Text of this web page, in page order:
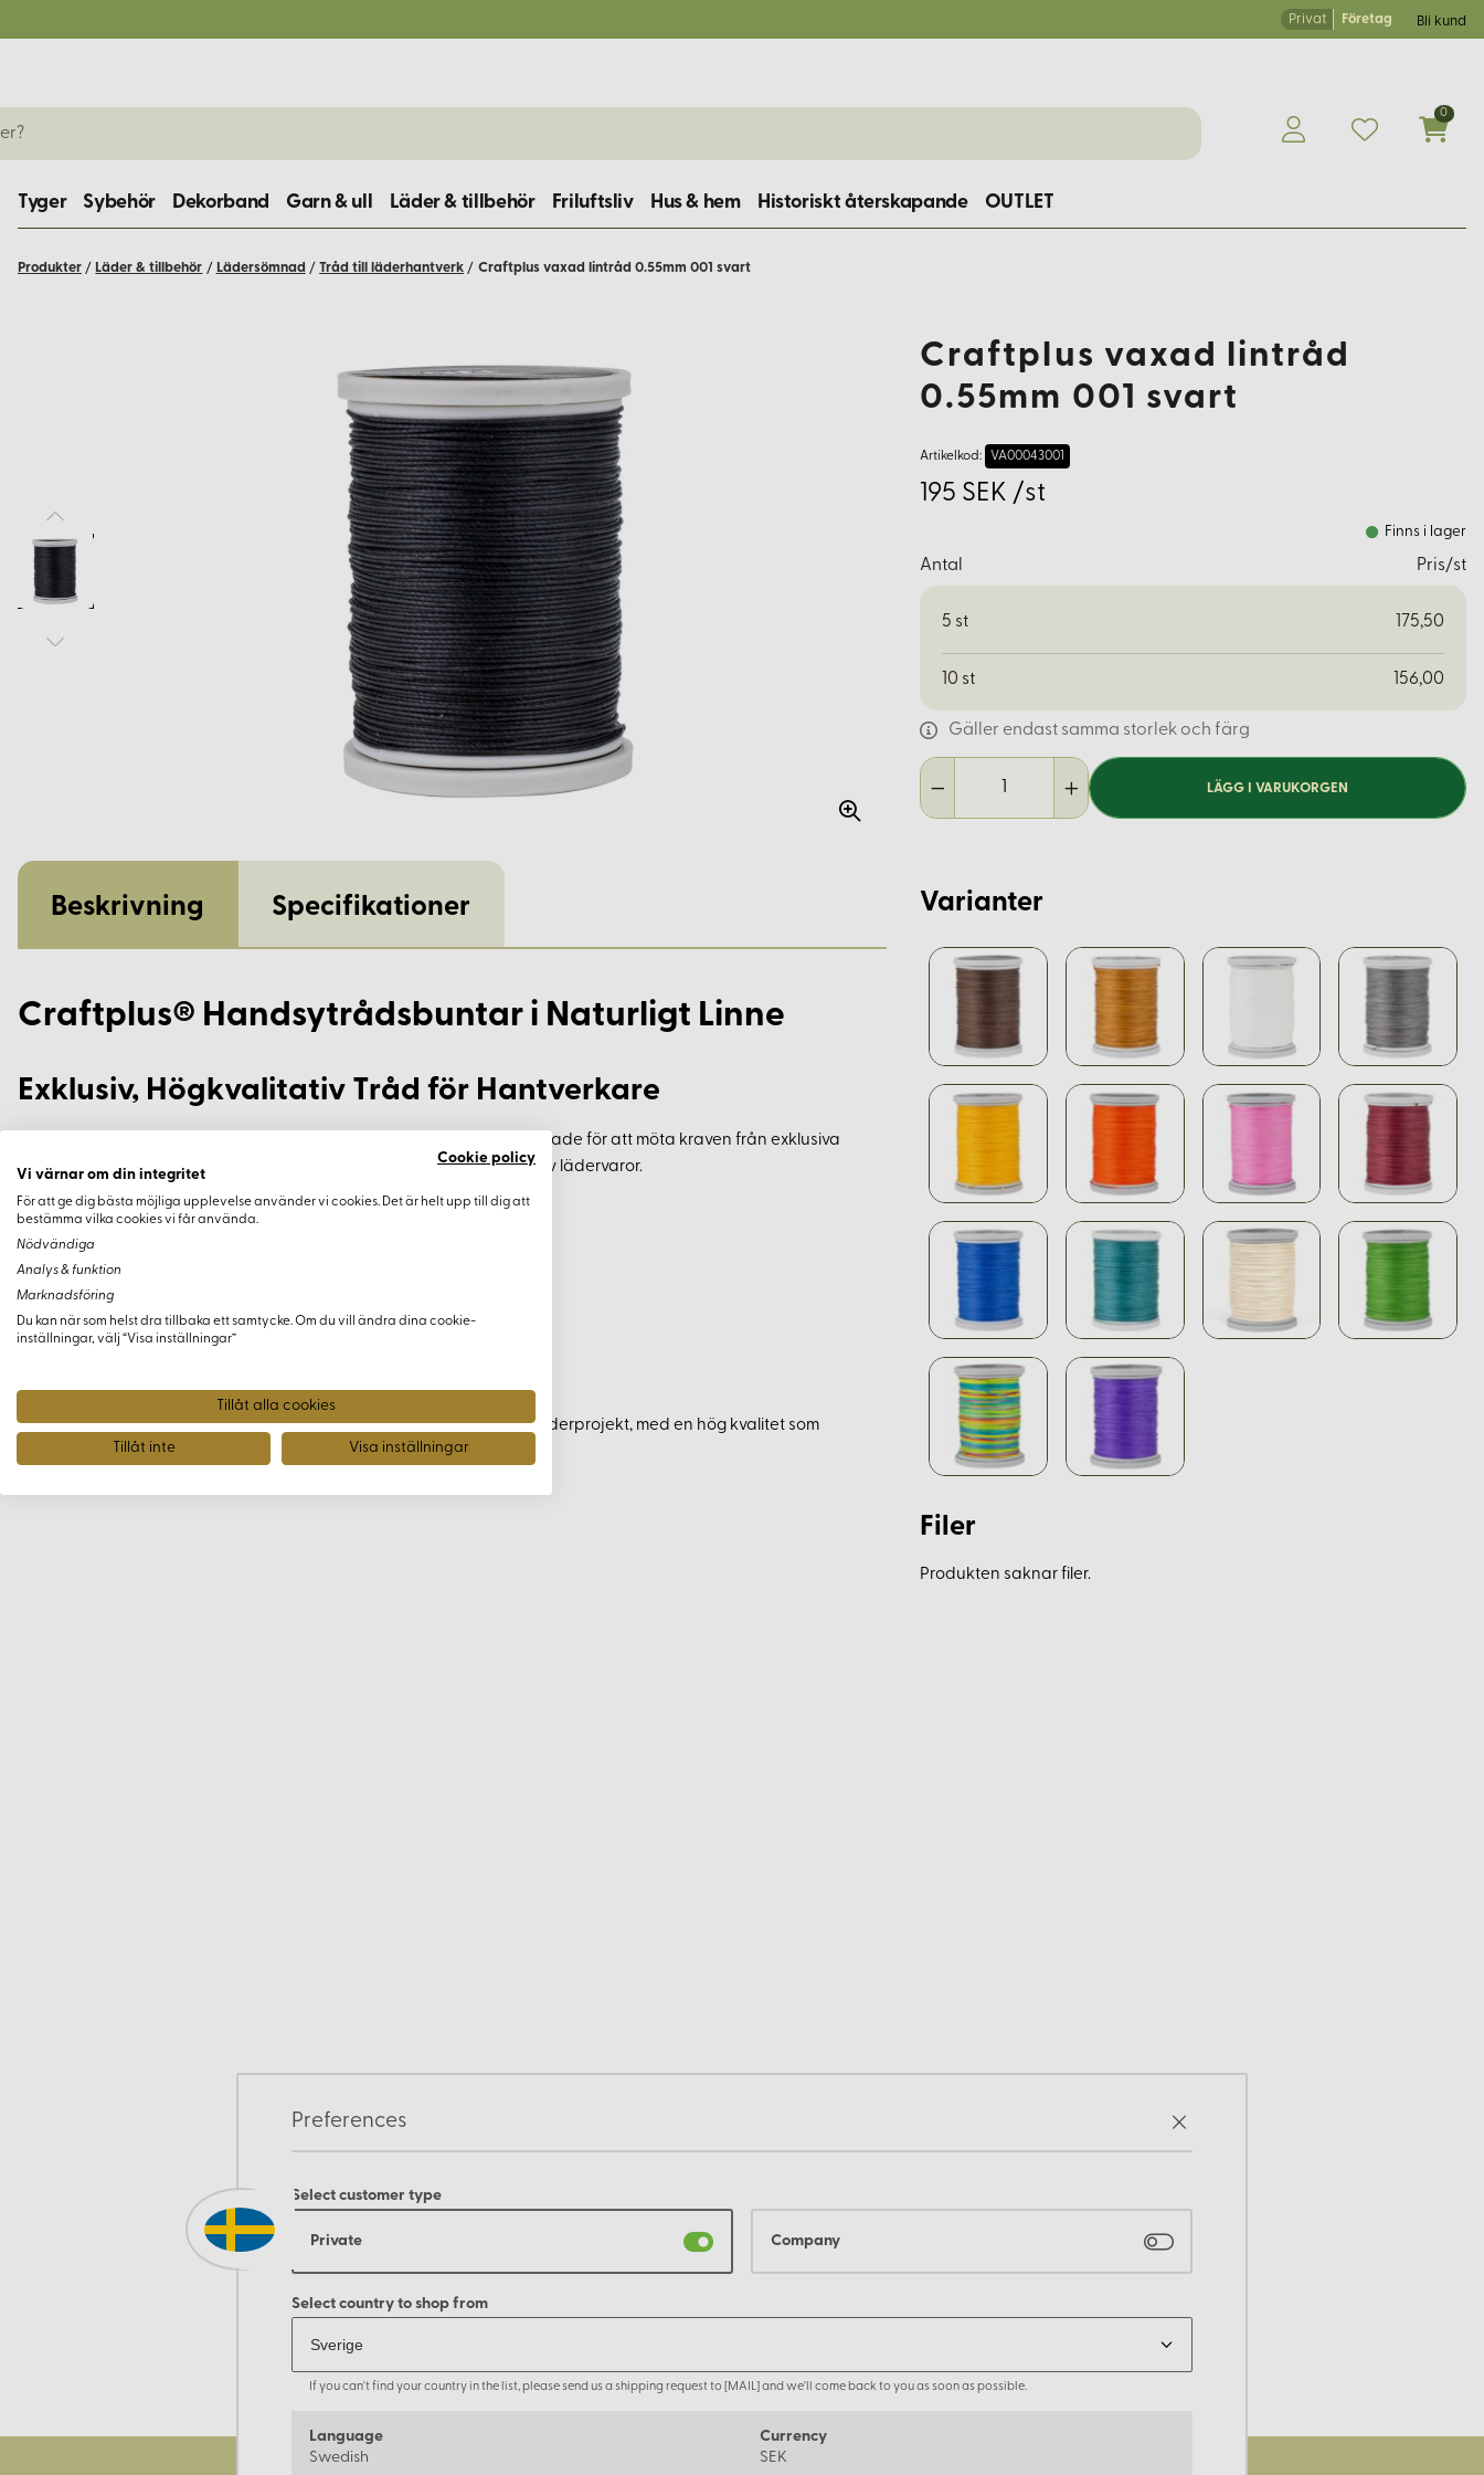
Preferences
Select customer type
Private Company
Select country to shop from
If you can't find your country in the list, please send us a shipping request to [MAIL] and we'll come back to you as soon as possible.
Language
Swedish
Currency
SEK
Privat Företag Bli kund
0
Tyger Sybehör Dekorband Garn & ull Läder & tillbehör Friluftsliv Hus & hem Historiskt återskapande OUTLET
Produkter / Läder & tillbehör / Lädersömnad / Tråd till läderhantverk / Craftplus vaxad lintråd 0.55mm 001 svart
Craftplus vaxad lintråd
0.55mm 001 svart
Artikelkod: VA00043001
195 SEK /st
Finns i lager
Antal Pris/st
5 st 175,50
10 st 156,00
Gäller endast samma storlek och färg
LÄGG I VARUKORGEN
Beskrivning Specifikationer
Craftplus® Handsytrådsbuntar i Naturligt Linne
Exklusiv, Högkvalitativ Tråd för Hantverkare
Dessa vackra trådar är gjorda av naturligt linne och är speciellt utformade för att möta kraven från exklusiva
hantverkare. De erbjuder fantastiska sömnadsdetaljer för alla typer av lädervaror.
Egenskaper
Varje spole har ett innovativt trådlock för enkel organisering
Diameter: 0,55 mm (1/64 tum)
Använd dessa trådar för att säkerställa det bästa utförandet i dina läderprojekt, med en hög kvalitet som
garanterar professionella resultat varje gång.
Varianter
Filer
Produkten saknar filer.
Cookie policy
Vi värnar om din integritet
För att ge dig bästa möjliga upplevelse använder vi cookies. Det är helt upp till dig att
bestämma vilka cookies vi får använda.
Nödvändiga
Analys & funktion
Marknadsföring
Du kan när som helst dra tillbaka ett samtycke. Om du vill ändra dina cookie-
inställningar, välj “Visa inställningar”
Tillåt alla cookies
Tillåt inte Visa inställningar